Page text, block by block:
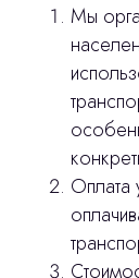
Мы
Оплата
оставьте
© 2024 ЛС